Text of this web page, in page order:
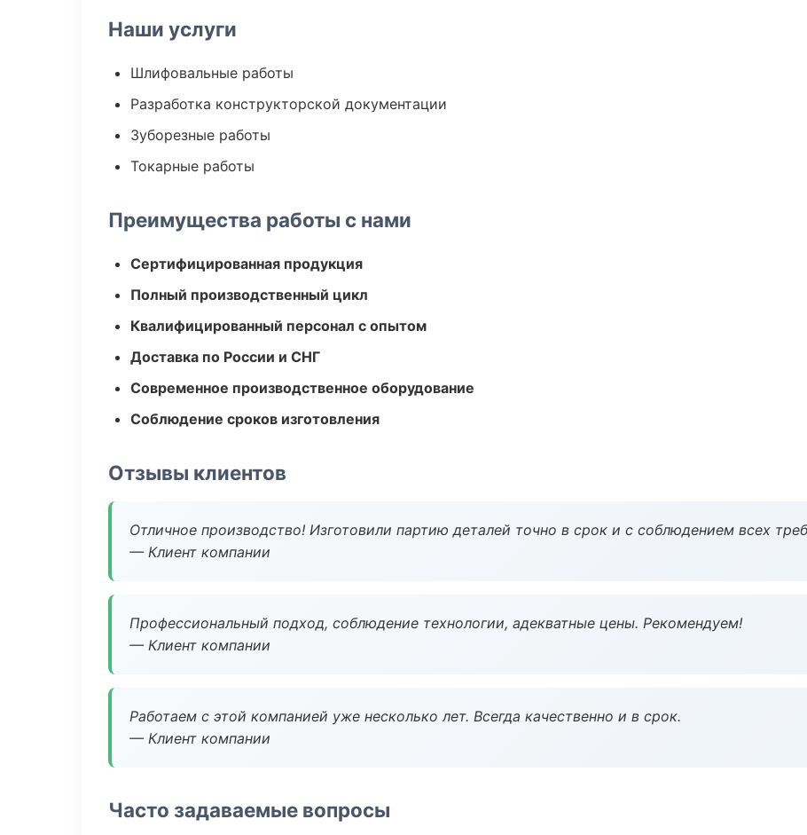
Наши услуги
Шлифовальные работы
Разработка конструкторской документации
Зуборезные работы
Токарные работы
Преимущества работы с нами
Сертифицированная продукция
Полный производственный цикл
Квалифицированный персонал с опытом
Доставка по России и СНГ
Современное производственное оборудование
Соблюдение сроков изготовления
Отзывы клиентов
Отличное производство! Изготовили партию деталей точно в срок и с соблюдением всех
— Клиент компании
Профессиональный подход, соблюдение технологии, адекватные цены. Рекомендуем!
— Клиент компании
Работаем с этой компанией уже несколько лет. Всегда качественно и в срок.
— Клиент компании
Часто задаваемые вопросы